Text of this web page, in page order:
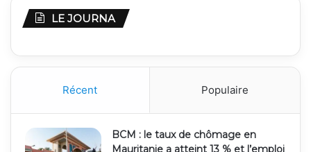
LE JOURNA
Récent Populaire
BCM : le taux de chômage en